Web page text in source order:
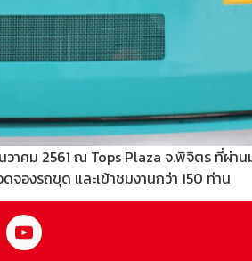
วาคม 2561 ณ Tops Plaza จ.พิจิตร ที่ผ่า
องรถขุด และเข้าชมงานกว่า 150 ท่าน